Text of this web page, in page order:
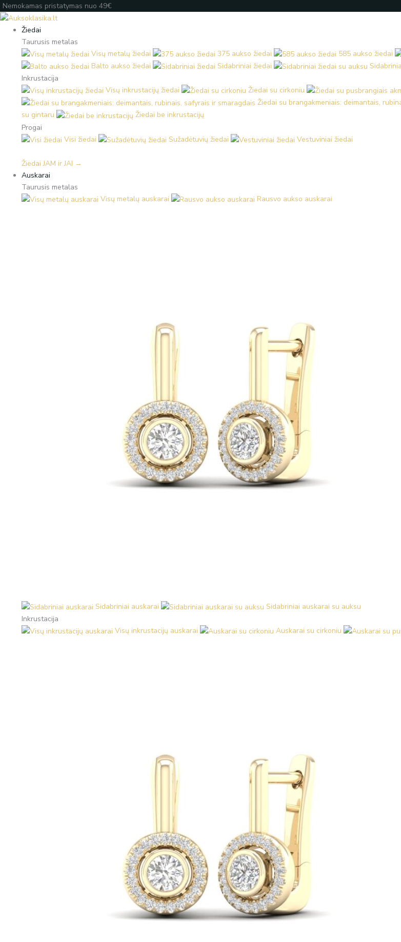
Pereiti
prie
turinio
Nemokamas pristatymas nuo 49€
Žiedai
Taurusis metalas
Visų metalų žiedai
375 aukso žiedai 585 aukso žiedai
Balto aukso žiedai
Sidabriniai žiedai
Inkrustacija
Visų inkrustacijų žiedai
Žiedai su cirkoniu
Žiedai su brangakmeniais: deimantais,
su gintaru
Žiedai be inkrustacijų
Progai
Visi žiedai
Sužadėtuvių žiedai Vestuviniai žiedai
Žiedai JAM ir JAI →
Auskarai
Taurusis metalas
Visų metalų auskarai
Rausvo aukso auskarai
Sidabriniai auskarai
Sidabriniai auskarai su auksu
Inkrustacija
Visų inkrustacijų auskarai
Auskarai su cirkoniu
Products
search
Products
search
Įveskite
el.
paštą